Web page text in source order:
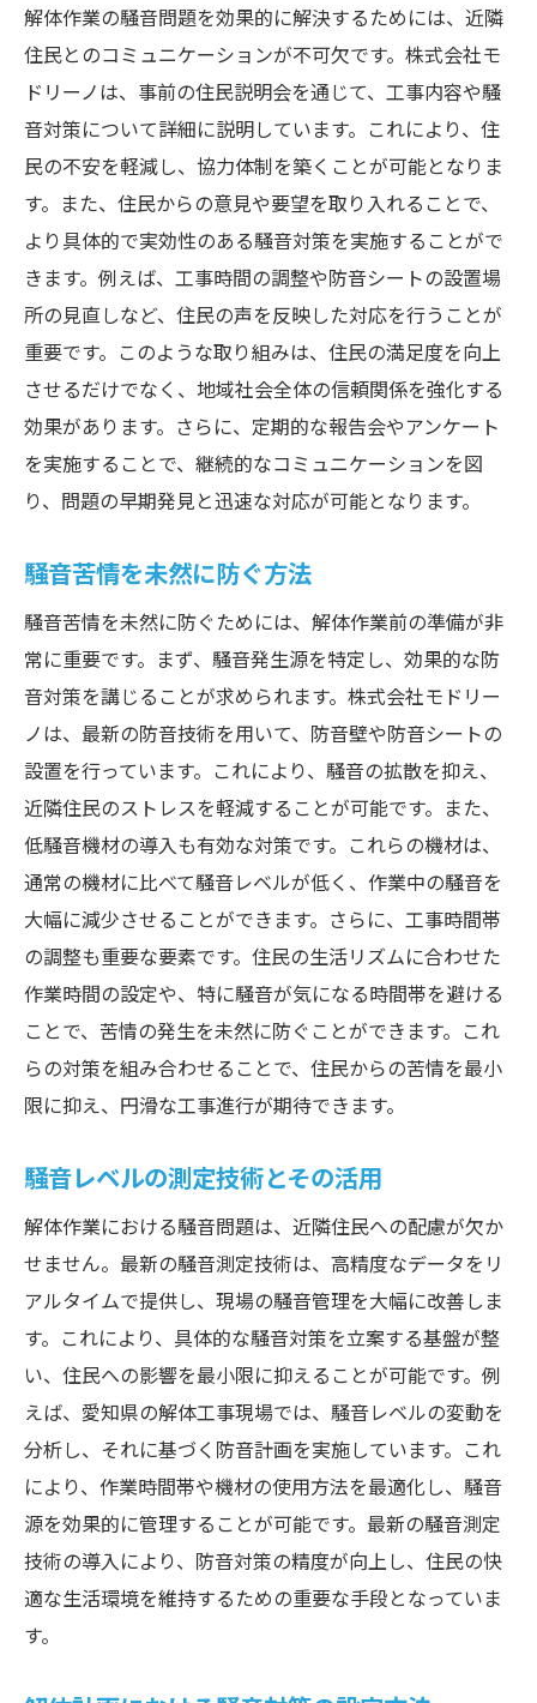
住民の苦情を減少させるための解体作業の工夫
住民苦情の傾向と分析
苦情対応窓口の設置と運用
住民説明会の実施方法
現場見学会による住民理解の促進
住民との協力関係構築
実際の解体現場での防音対策の成功事例
成功事例の分析：東京都内の解体現場
防音対策による住民満足度の向上
地元自治体との連携事例
成功要因とその再現性
フォローアップ調査の結果
成功事例の他現場への応用方法
騒音キャンセル技術の可能性
騒音予測システムの導入事例
新技術による騒音減少効果の実証
技術進歩の動向と今後の展望
導入に向けた課題と解決策
解体作業の騒音問題を効果的に解決するためには、近隣
住民とのコミュニケーションが不可欠です。株式会社モ
ドリーノは、事前の住民説明会を通じて、工事内容や騒
音対策について詳細に説明しています。これにより、住
民の不安を軽減し、協力体制を築くことが可能となりま
す。また、住民からの意見や要望を取り入れることで、
より具体的で実効性のある騒音対策を実施することがで
きます。例えば、工事時間の調整や防音シートの設置場
所の見直しなど、住民の声を反映した対応を行うことが
重要です。このような取り組みは、住民の満足度を向上
させるだけでなく、地域社会全体の信頼関係を強化する
効果があります。さらに、定期的な報告会やアンケート
を実施することで、継続的なコミュニケーションを図
り、問題の早期発見と迅速な対応が可能となります。
騒音苦情を未然に防ぐ方法
騒音苦情を未然に防ぐためには、解体作業前の準備が非
常に重要です。まず、騒音発生源を特定し、効果的な防
音対策を講じることが求められます。株式会社モドリー
ノは、最新の防音技術を用いて、防音壁や防音シートの
設置を行っています。これにより、騒音の拡散を抑え、
近隣住民のストレスを軽減することが可能です。また、
低騒音機材の導入も有効な対策です。これらの機材は、
通常の機材に比べて騒音レベルが低く、作業中の騒音を
大幅に減少させることができます。さらに、工事時間帯
の調整も重要な要素です。住民の生活リズムに合わせた
作業時間の設定や、特に騒音が気になる時間帯を避ける
ことで、苦情の発生を未然に防ぐことができます。これ
らの対策を組み合わせることで、住民からの苦情を最小
限に抑え、円滑な工事進行が期待できます。
騒音レベルの測定技術とその活用
解体作業における騒音問題は、近隣住民への配慮が欠か
せません。最新の騒音測定技術は、高精度なデータをリ
アルタイムで提供し、現場の騒音管理を大幅に改善しま
す。これにより、具体的な騒音対策を立案する基盤が整
い、住民への影響を最小限に抑えることが可能です。例
えば、愛知県の解体工事現場では、騒音レベルの変動を
分析し、それに基づく防音計画を実施しています。これ
により、作業時間帯や機材の使用方法を最適化し、騒音
源を効果的に管理することが可能です。最新の騒音測定
技術の導入により、防音対策の精度が向上し、住民の快
適な生活環境を維持するための重要な手段となっていま
す。